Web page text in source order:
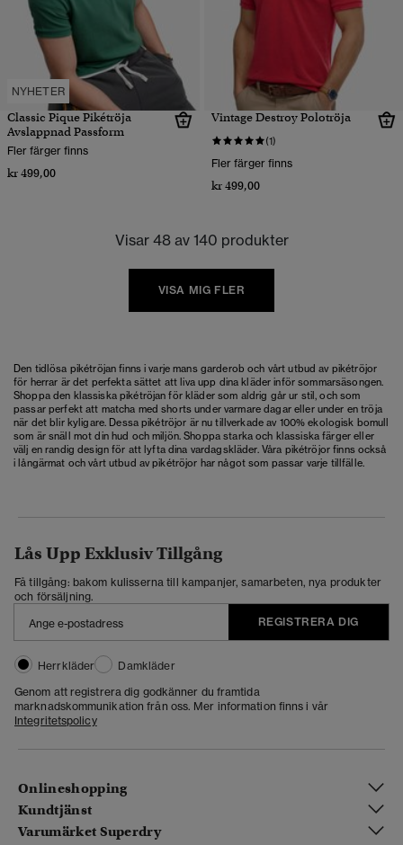
NYHETER
Classic Pique Pikétröja
Avslappnad Passform
Fler färger finns
kr 499,00
Vintage Destroy Polotröja
(1)
Fler färger finns
kr 499,00
Visar 48 av 140 produkter
VISA MIG FLER
Den tidlösa pikétröjan finns i varje mans garderob och vårt utbud av pikétröjor
för herrar är det perfekta sättet att liva upp dina kläder inför sommarsäsongen.
Shoppa den klassiska pikétröjan för kläder som aldrig går ur stil, och som
passar perfekt att matcha med shorts under varmare dagar eller under en tröja
när det blir kyligare. Dessa pikétröjor är nu tillverkade av 100% ekologisk bomull
som är snäll mot din hud och miljön. Shoppa starka och klassiska färger eller
välj en randig design för att lyfta dina vardagskläder. Våra pikétröjor finns också
i långärmat och vårt utbud av pikétröjor har något som passar varje tillfälle.
Lås Upp Exklusiv Tillgång
Få tillgång: bakom kulisserna till kampanjer, samarbeten, nya produkter
och försäljning.
REGISTRERA DIG
Herrkläder
Damkläder
Genom att registrera dig godkänner du framtida
marknadskommunikation från oss. Mer information finns i vår
Integritetspolicy
Onlineshopping
Kundtjänst
Varumärket Superdry